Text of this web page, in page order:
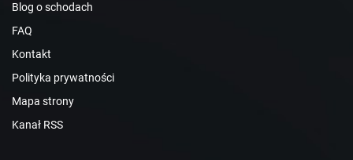
Blog o schodach
FAQ
Kontakt
Polityka prywatności
Mapa strony
Kanał RSS